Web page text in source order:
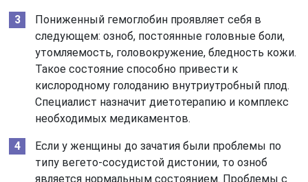
Пониженный гемоглобин проявляет себя в
следующем: озноб, постоянные головные боли,
утомляемость, головокружение, бледность кожи.
Такое состояние способно привести к
кислородному голоданию внутриутробный плод.
Специалист назначит диетотерапию и комплекс
необходимых медикаментов.
Если у женщины до зачатия были проблемы по
типу вегето-сосудистой дистонии, то озноб
является нормальным состоянием. Проблемы с